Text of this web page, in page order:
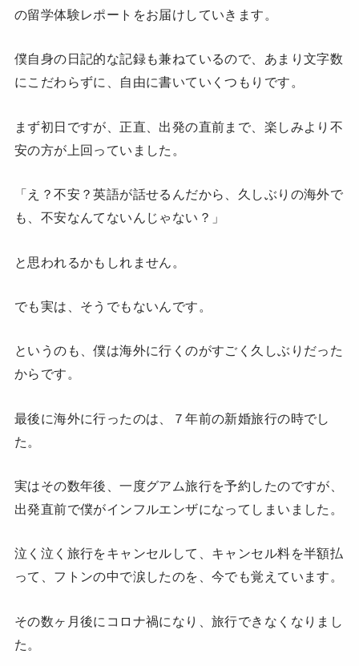
の留学体験レポートをお届けしていきます。
僕自身の日記的な記録も兼ねているので、あまり文字数
にこだわらずに、自由に書いていくつもりです。
まず初日ですが、正直、出発の直前まで、楽しみより不
安の方が上回っていました。
「え？不安？英語が話せるんだから、久しぶりの海外で
も、不安なんてないんじゃない？」
と思われるかもしれません。
でも実は、そうでもないんです。
というのも、僕は海外に行くのがすごく久しぶりだった
からです。
最後に海外に行ったのは、７年前の新婚旅行の時でし
た。
実はその数年後、一度グアム旅行を予約したのですが、
出発直前で僕がインフルエンザになってしまいました。
泣く泣く旅行をキャンセルして、キャンセル料を半額払
って、フトンの中で涙したのを、今でも覚えています。
その数ヶ月後にコロナ禍になり、旅行できなくなりまし
た。